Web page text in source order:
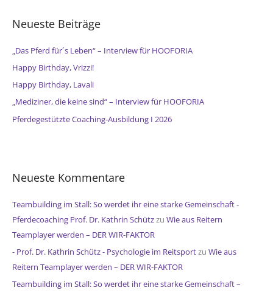
n
c
h
:
Neueste Beiträge
„Das Pferd für´s Leben“ – Interview für HOOFORIA
Happy Birthday, Vrizzi!
Happy Birthday, Lavali
„Mediziner, die keine sind“ – Interview für HOOFORIA
Pferdegestützte Coaching-Ausbildung I 2026
Neueste Kommentare
Teambuilding im Stall: So werdet ihr eine starke Gemeinschaft -
Pferdecoaching Prof. Dr. Kathrin Schützzu Wie aus Reitern
Teamplayer werden – DER WIR-FAKTOR
- Prof. Dr. Kathrin Schütz - Psychologie im Reitsportzu Wie aus
Reitern Teamplayer werden – DER WIR-FAKTOR
Teambuilding im Stall: So werdet ihr eine starke Gemeinschaft –